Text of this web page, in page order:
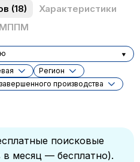
(18)
Характеристики
МППМ
Регион
производства
поисковые
месяц — бесплатно).